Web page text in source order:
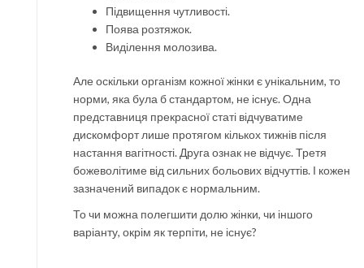
Підвищення чутливості.
Поява розтяжок.
Виділення молозива.
Але оскільки організм кожної жінки є унікальним, то
норми, яка була б стандартом, не існує. Одна
представниця прекрасної статі відчуватиме
дискомфорт лише протягом кількох тижнів після
настання вагітності. Друга ознак не відчує. Третя
божеволітиме від сильних больових відчуттів. І кожен
зазначений випадок є нормальним.
То чи можна полегшити долю жінки, чи іншого
варіанту, окрім як терпіти, не існує?